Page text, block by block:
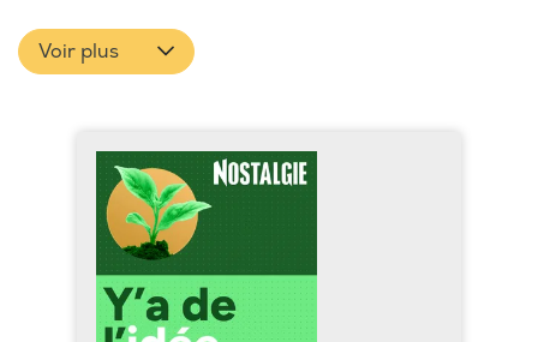
Voir plus